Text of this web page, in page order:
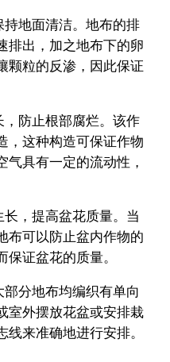
地面清洁。地布的排
排出，加之地布下的卵
颗粒的反渗，因此保证
防止根部腐烂。该作
，这种构造可保证作物
气具有一定的流动性，
，提高盆花质量。当
布可以防止盆内作物的
证盆花的质量。
分地布均编织有单向
室外摆放花盆或安排栽
来准确地进行安排。